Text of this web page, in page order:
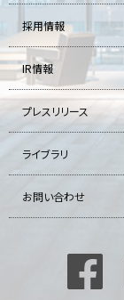
採用情報
IR情報
プレスリリース
ライブラリ
お問い合わせ